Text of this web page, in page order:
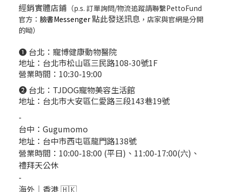
經銷實體店鋪 （p.s. 訂單詢問/物流追蹤請聯繫PettoFund
官方： 臉書Messenger點此發送訊息 ，店家與官網是分開
的呦）
❶ 台北： 寵博健康動物醫院
地址：台北市松山區三民路108-30號1F
營業時間：10:30-19:00
❷ 台北： TJDOG寵物美容生活館
地址：台北市大安區仁愛路三段143巷19號
-
台中： Gugumomo
地址： 台中市西屯區龍門路138號
營業時間：10:00-18:00 (平日)、11:00-17:00(六)、
禮拜天公休
-
海外｜香港 🇭🇰